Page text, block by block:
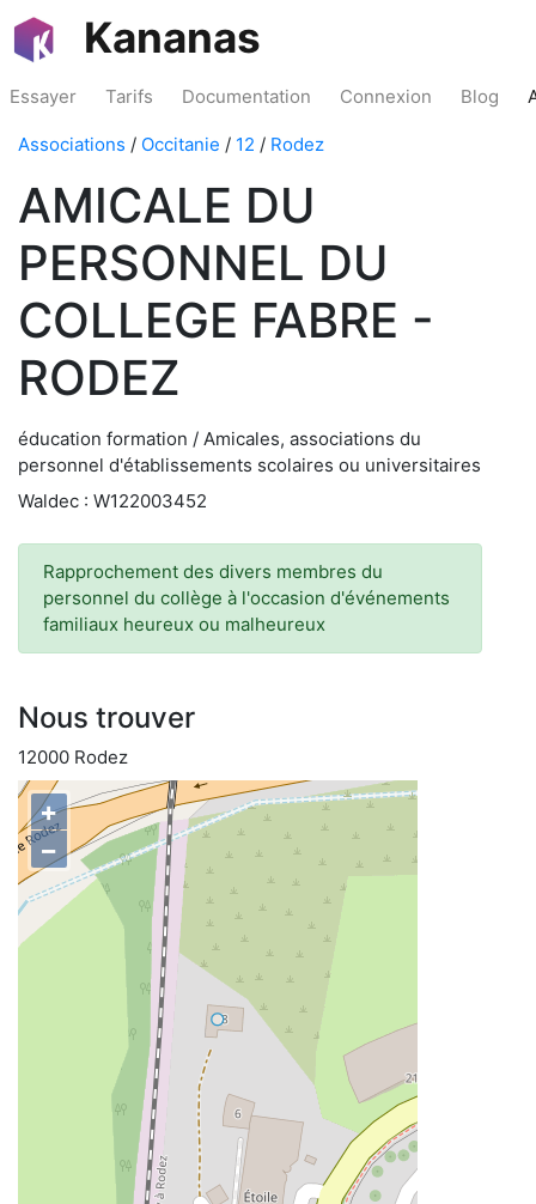
Kananas
Essayer Tarifs Documentation Connexion Blog
Associations / Occitanie / 12 / Rodez
AMICALE DU
PERSONNEL DU
COLLEGE FABRE -
RODEZ
éducation formation / Amicales, associations du
personnel d'établissements scolaires ou universitaires
Waldec : W122003452
Rapprochement des divers membres du
personnel du collège à l'occasion d'événements
familiaux heureux ou malheureux
Nous trouver
12000 Rodez
+
−